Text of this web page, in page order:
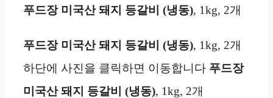
푸드장 미국산 돼지 등갈비 (냉동), 1kg, 2개
푸드장 미국산 돼지 등갈비 (냉동), 1kg, 2개
하단에 사진을 클릭하면 이동합니다 푸드장
미국산 돼지 등갈비 (냉동), 1kg, 2개